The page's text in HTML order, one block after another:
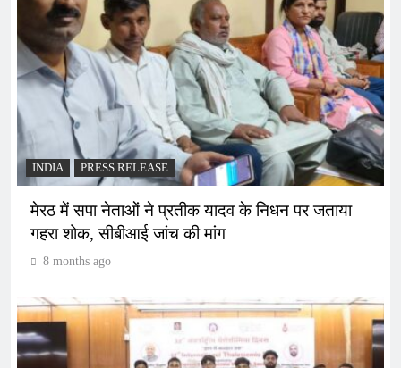
INDIA PRESS RELEASE
मेरठ में सपा नेताओं ने प्रतीक यादव के निधन पर जताया
गहरा शोक, सीबीआई जांच की मांग
8 months ago